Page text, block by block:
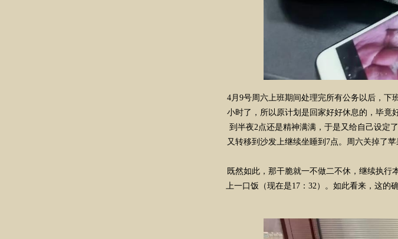
4月9号周六上班期间处理完所有公务以后，下
小时了，所以原计划是回家好好休息的，毕竟
到半夜2点还是精神满满，于是又给自己设定
又转移到沙发上继续坐睡到7点。周六关掉了
既然如此，那干脆就一不做二不休，继续执
上一口饭（现在是17：32）。如此看来，这